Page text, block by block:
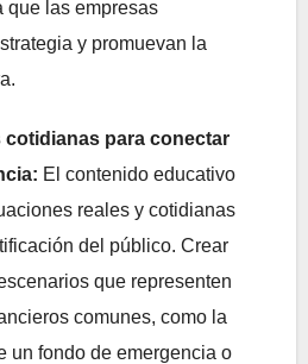
que las empresas
y promuevan la
cotidianas para conectar
El contenido educativo
reales y cotidianas
del público. Crear
que representen
comunes, como la
un fondo de emergencia o